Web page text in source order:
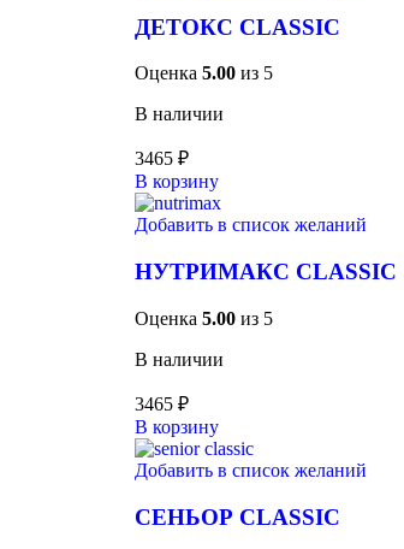
ДЕТОКС CLASSIC
Оценка 5.00 из 5
В наличии
3465 ₽
В корзину
Добавить в список желаний
НУТРИМАКС CLASSIC
Оценка 5.00 из 5
В наличии
3465 ₽
В корзину
Добавить в список желаний
СЕНЬОР CLASSIC